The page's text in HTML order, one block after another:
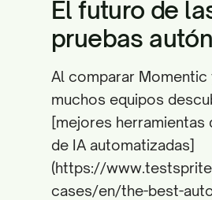
El futuro de
pruebas
Al comparar Momentic
muchos equipos
[mejores herramientas
de IA automatizadas]
(https://
cases/en/the-best-